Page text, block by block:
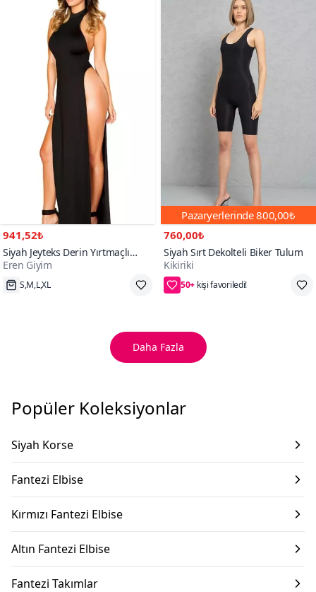
941,52₺
Siyah Jeyteks Derin Yırtmaçlı
Elbise
Eren Giyim
Hızlı Kargo
Pazaryerlerinde800,00₺
760,00₺
Siyah Sırt Dekolteli Biker Tulum
Kikiriki
50+
40₺ daha az öde
Daha Fazla
Popüler Koleksiyonlar
Siyah Korse
Fantezi Elbise
Kırmızı Fantezi Elbise
Altın Fantezi Elbise
Fantezi Takımlar